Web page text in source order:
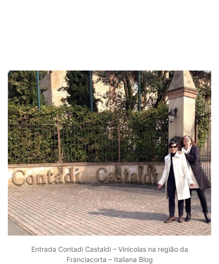
Entrada Contadi Castaldi – Vinícolas na região da
Franciacorta – Italiana Blog